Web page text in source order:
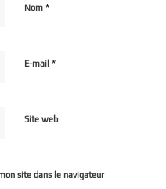
Nom*
E-mail*
Site web
site dans le navigateur